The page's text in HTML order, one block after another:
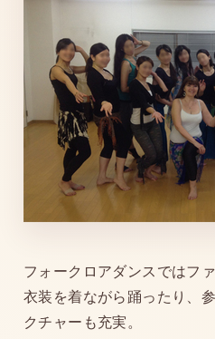
フォークロアダンスではフ
衣装を着ながら踊ったり、
クチャーも充実。